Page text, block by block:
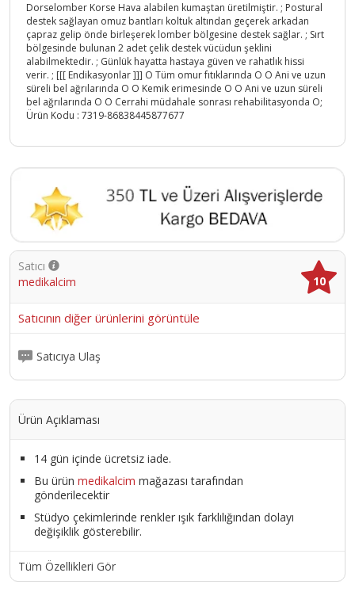
Dorselomber Korse Hava alabilen kumaştan üretilmiştir. ; Postural
destek sağlayan omuz bantları koltuk altından geçerek arkadan
çapraz gelip önde birleşerek lomber bölgesine destek sağlar. ; Sırt
bölgesinde bulunan 2 adet çelik destek vücüdun şeklini
alabilmektedir. ; Günlük hayatta hastaya güven ve rahatlık hissi
verir. ; [[[ Endikasyonlar ]]] O Tüm omur fıtıklarında O O Ani ve uzun
süreli bel ağrılarında O O Kemik erimesinde O O Ani ve uzun süreli
bel ağrılarında O O Cerrahi müdahale sonrası rehabilitasyonda O;
Ürün Kodu : 7319-86838445877677
Satıcı
medikalcim
10
Satıcının diğer ürünlerini görüntüle
Satıcıya Ulaş
Ürün Açıklaması
14 gün içinde ücretsiz iade.
Bu ürün medikalcim mağazası tarafından
gönderilecektir
Stüdyo çekimlerinde renkler ışık farklılığından dolayı
değişiklik gösterebilir.
Tüm Özellikleri Gör